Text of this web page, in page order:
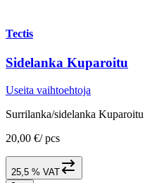
Tectis
Sidelanka Kuparoitu
Useita vaihtoehtoja
Surrilanka/sidelanka Kuparoitu
20,00 €/ pcs
25,5 % VAT